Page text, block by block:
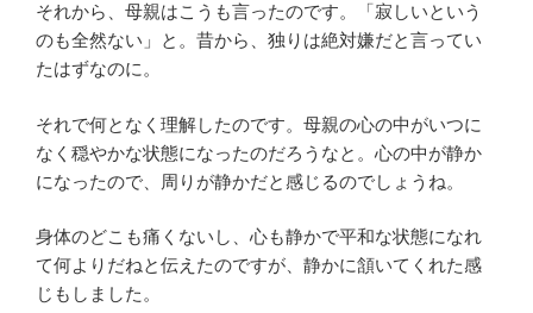
それから、母親はこうも言ったのです。「寂しいという
のも全然ない」と。昔から、独りは絶対嫌だと言ってい
たはずなのに。
それで何となく理解したのです。母親の心の中がいつに
なく穏やかな状態になったのだろうなと。心の中が静か
になったので、周りが静かだと感じるのでしょうね。
身体のどこも痛くないし、心も静かで平和な状態になれ
て何よりだねと伝えたのですが、静かに頷いてくれた感
じもしました。